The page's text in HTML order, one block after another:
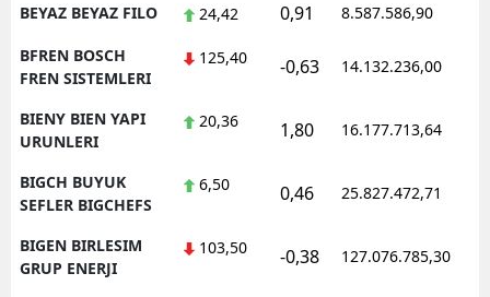
BEYAZ BEYAZ FILO 24,42 0,91 8.587.586,90
BFREN BOSCH
FREN SISTEMLERI
125,40 -0,63 14.132.236,00
BIENY BIEN YAPI
URUNLERI
20,36 1,80 16.177.713,64
BIGCH BUYUK
SEFLER BIGCHEFS
6,50 0,46 25.827.472,71
BIGEN BIRLESIM
GRUP ENERJI
103,50 -0,38 127.076.785,30